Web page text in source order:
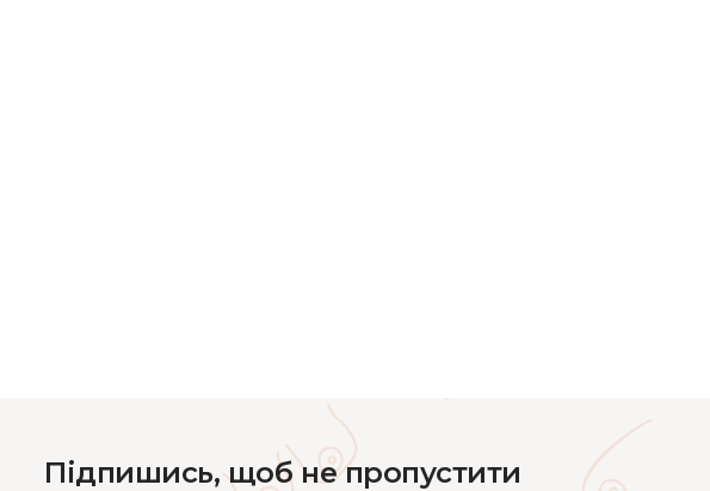
Підпишись, щоб не пропустити